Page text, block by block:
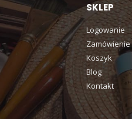
SKLEP
Logowanie
Zamówienie
Koszyk
Blog
Kontakt